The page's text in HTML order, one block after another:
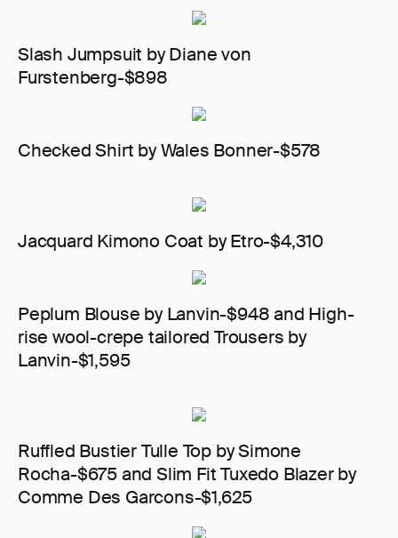
Slash Jumpsuit by Diane von
Furstenberg-$898
Checked Shirt by Wales Bonner-$578
Jacquard Kimono Coat by Etro-$4,310
Peplum Blouse by Lanvin-$948 and High-
rise wool-crepe tailored Trousers by
Lanvin-$1,595
Ruffled Bustier Tulle Top by Simone
Rocha-$675 and Slim Fit Tuxedo Blazer by
Comme Des Garcons-$1,625